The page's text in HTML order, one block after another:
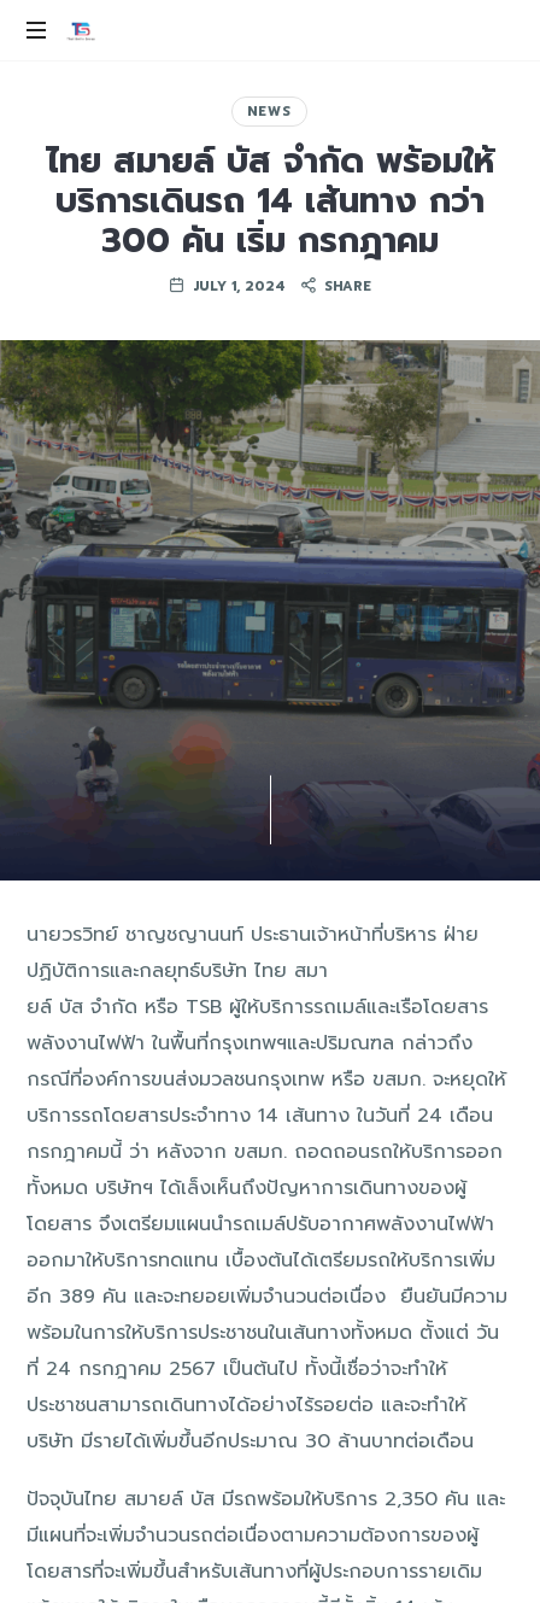
THAI
GROUP
NEWS
ไทย สมายล์ บัส จำกัด พร้อมให้
บริการเดินรถ 14 เส้นทาง กว่า
300 คัน เริ่ม กรกฎาคม
JULY 1, 2024 SHARE
นายวรวิทย์ ชาญชญานนท์ ประธานเจ้าหน้าที่บริหาร ฝ่าย
ปฏิบัติการและกลยุทธ์บริษัท ไทย สมา
ยล์ บัส จำกัด หรือ TSB ผู้ให้บริการรถเมล์และเรือโดยสาร
พลังงานไฟฟ้า ในพื้นที่กรุงเทพฯและปริมณฑล กล่าวถึง
กรณีที่องค์การขนส่งมวลชนกรุงเทพ หรือ ขสมก. จะหยุดให้
บริการรถโดยสารประจำทาง 14 เส้นทาง ในวันที่ 24 เดือน
กรกฎาคมนี้ ว่า หลังจาก ขสมก. ถอดถอนรถให้บริการออก
ทั้งหมด บริษัทฯ ได้เล็งเห็นถึงปัญหาการเดินทางของผู้
โดยสาร จึงเตรียมแผนนำรถเมล์ปรับอากาศพลังงานไฟฟ้า
ออกมาให้บริการทดแทน เบื้องต้นได้เตรียมรถให้บริการเพิ่ม
อีก 389 คัน และจะทยอยเพิ่มจำนวนต่อเนื่อง ยืนยันมีความ
พร้อมในการให้บริการประชาชนในเส้นทางทั้งหมด ตั้งแต่ วัน
ที่ 24 กรกฎาคม 2567 เป็นต้นไป ทั้งนี้เชื่อว่าจะทำให้
ประชาชนสามารถเดินทางได้อย่างไร้รอยต่อ และจะทำให้
บริษัท มีรายได้เพิ่มขึ้นอีกประมาณ 30 ล้านบาทต่อเดือน
ปัจจุบันไทย สมายล์ บัส มีรถพร้อมให้บริการ 2,350 คัน และ
มีแผนที่จะเพิ่มจำนวนรถต่อเนื่องตามความต้องการของผู้
โดยสารที่จะเพิ่มขึ้นสำหรับเส้นทางที่ผู้ประกอบการรายเดิม